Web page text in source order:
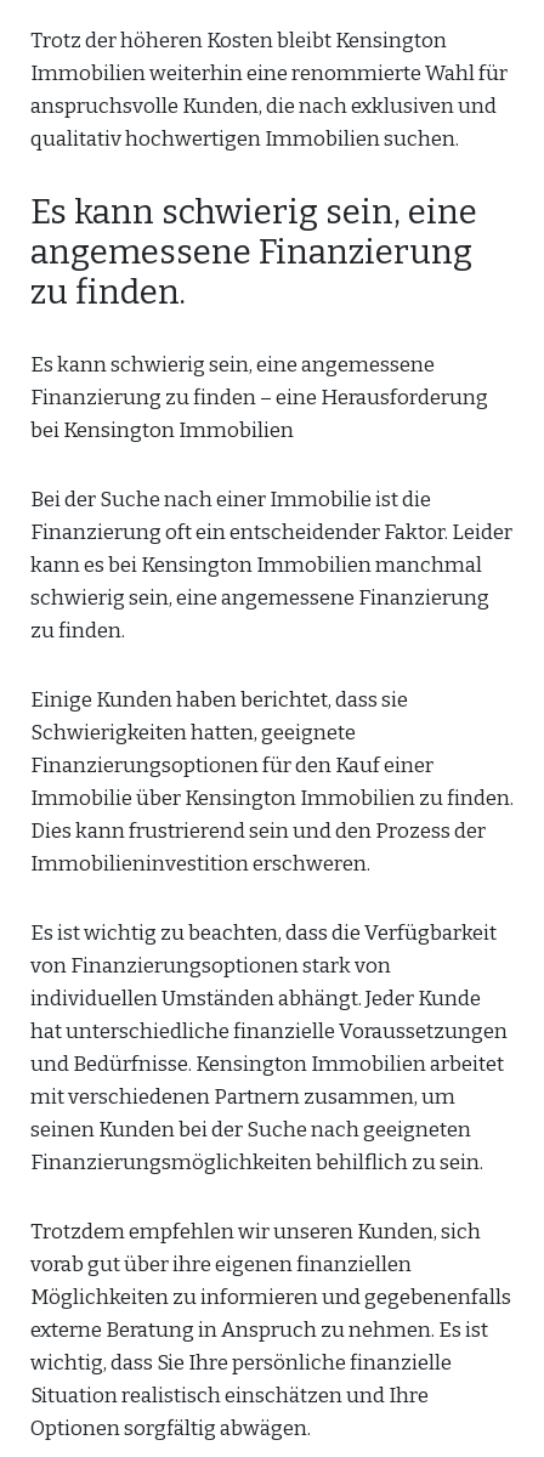
Trotz der höheren Kosten bleibt Kensington
Immobilien weiterhin eine renommierte Wahl für
anspruchsvolle Kunden, die nach exklusiven und
qualitativ hochwertigen Immobilien suchen.
Es kann schwierig sein, eine
angemessene Finanzierung
zu finden.
Es kann schwierig sein, eine angemessene
Finanzierung zu finden – eine Herausforderung
bei Kensington Immobilien
Bei der Suche nach einer Immobilie ist die
Finanzierung oft ein entscheidender Faktor. Leider
kann es bei Kensington Immobilien manchmal
schwierig sein, eine angemessene Finanzierung
zu finden.
Einige Kunden haben berichtet, dass sie
Schwierigkeiten hatten, geeignete
Finanzierungsoptionen für den Kauf einer
Immobilie über Kensington Immobilien zu finden.
Dies kann frustrierend sein und den Prozess der
Immobilieninvestition erschweren.
Es ist wichtig zu beachten, dass die Verfügbarkeit
von Finanzierungsoptionen stark von
individuellen Umständen abhängt. Jeder Kunde
hat unterschiedliche finanzielle Voraussetzungen
und Bedürfnisse. Kensington Immobilien arbeitet
mit verschiedenen Partnern zusammen, um
seinen Kunden bei der Suche nach geeigneten
Finanzierungsmöglichkeiten behilflich zu sein.
Trotzdem empfehlen wir unseren Kunden, sich
vorab gut über ihre eigenen finanziellen
Möglichkeiten zu informieren und gegebenenfalls
externe Beratung in Anspruch zu nehmen. Es ist
wichtig, dass Sie Ihre persönliche finanzielle
Situation realistisch einschätzen und Ihre
Optionen sorgfältig abwägen.